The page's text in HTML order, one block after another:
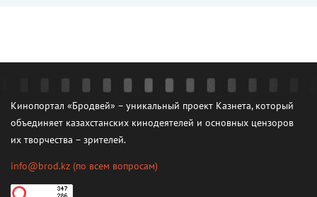
Кинопортал «Бродвей» – уникальный проект Казнета, который
объединяет казахстанских кинодеятелей и основных цензоров
их творчества – зрителей.
info@brod.kz (по всем вопросам)